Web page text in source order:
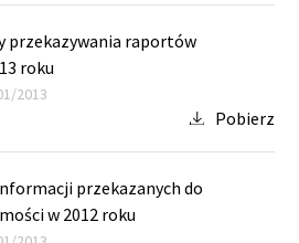
przekazywania raportów
roku
2013
Pobierz
przekazanych do
w 2012 roku